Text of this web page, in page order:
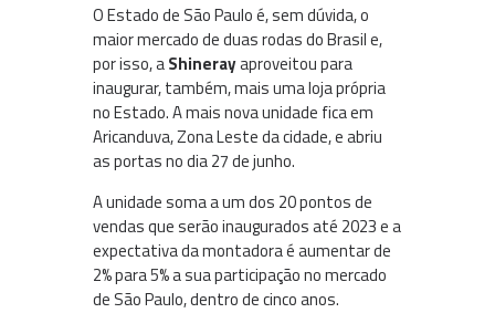
O Estado de São Paulo é, sem dúvida, o
maior mercado de duas rodas do Brasil e,
por isso, aShinerayaproveitou para
inaugurar, também, mais uma loja própria
no Estado. A mais nova unidade fica em
Aricanduva, Zona Leste da cidade, e abriu
as portas no dia 27 de junho.
A unidade soma a um dos 20 pontos de
vendas que serão inaugurados até 2023 e a
expectativa da montadora é aumentar de
2% para 5% a sua participação no mercado
de São Paulo, dentro de cinco anos.